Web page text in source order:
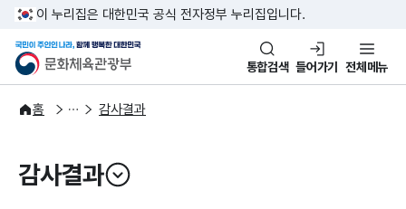
본문 바로가기
주메뉴 바로가기
이 누리집은 대한민국 공식 전자정부 누리집입니다.
문화체육관광부
국민이 주인인 나라, 함께 행복
통합검색 들어가기 전체메뉴
홈
정보공개
감사·청렴자료 감사결과
감사결과
열기